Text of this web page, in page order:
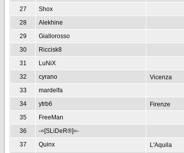
27
Shox
28
Alekhine
29
Giallorosso
30
Riccisk8
31
LuNiX
32
cyrano Vicenza
33
mardelfa
34
ytrb6 Firenze
35
FreeMan
36
-=[SLiDeR®]=-
37
Quinx L'Aquila